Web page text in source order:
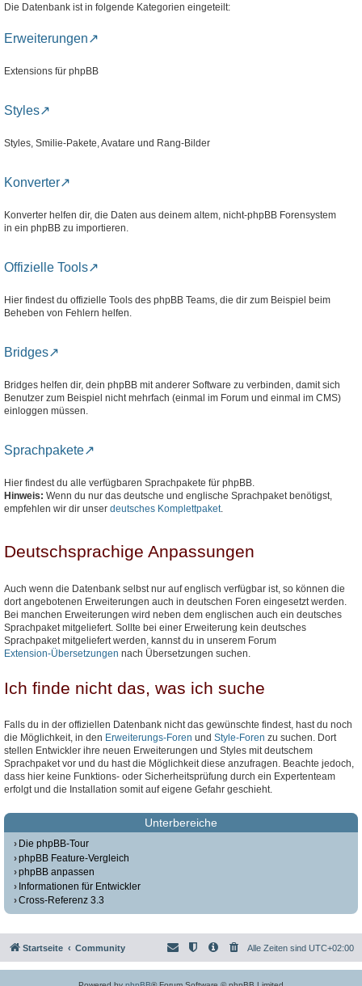
Die Datenbank ist in folgende Kategorien eingeteilt:
Erweiterungen
Extensions für phpBB
Styles
Styles, Smilie-Pakete, Avatare und Rang-Bilder
Konverter
Konverter helfen dir, die Daten aus deinem altem, nicht-phpBB Forensystem
in ein phpBB zu importieren.
Offizielle Tools
Hier findest du offizielle Tools des phpBB Teams, die dir zum Beispiel beim
Beheben von Fehlern helfen.
Bridges
Bridges helfen dir, dein phpBB mit anderer Software zu verbinden, damit sich
Benutzer zum Beispiel nicht mehrfach (einmal im Forum und einmal im CMS)
einloggen müssen.
Sprachpakete
Hier findest du alle verfügbaren Sprachpakete für phpBB.
Hinweis: Wenn du nur das deutsche und englische Sprachpaket benötigst,
empfehlen wir dir unser deutsches Komplettpaket.
Deutschsprachige Anpassungen
Auch wenn die Datenbank selbst nur auf englisch verfügbar ist, so können die
dort angebotenen Erweiterungen auch in deutschen Foren eingesetzt werden.
Bei manchen Erweiterungen wird neben dem englischen auch ein deutsches
Sprachpaket mitgeliefert. Sollte bei einer Erweiterung kein deutsches
Sprachpaket mitgeliefert werden, kannst du in unserem Forum
Extension-Übersetzungen nach Übersetzungen suchen.
Ich finde nicht das, was ich suche
Falls du in der offiziellen Datenbank nicht das gewünschte findest, hast du noch
die Möglichkeit, in den Erweiterungs-Foren und Style-Foren zu suchen. Dort
stellen Entwickler ihre neuen Erweiterungen und Styles mit deutschem
Sprachpaket vor und du hast die Möglichkeit diese anzufragen. Beachte jedoch,
dass hier keine Funktions- oder Sicherheitsprüfung durch ein Expertenteam
erfolgt und die Installation somit auf eigene Gefahr geschieht.
Unterbereiche
Die phpBB-Tour
phpBB Feature-Vergleich
phpBB anpassen
Informationen für Entwickler
Cross-Referenz 3.3
Startseite Community Alle Zeiten sind UTC+02:00